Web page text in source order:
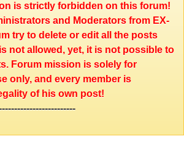
is strictly forbidden on this forum!
and Moderators from EX-
try to delete or edit all the posts
not allowed, yet, it is not possible to
Forum mission is solely for
only, and every member is
of his own post!